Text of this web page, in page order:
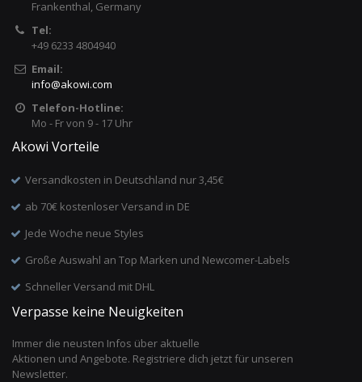
Frankenthal, Germany
Tel:
+49 6233 4804940
Email:
info@akowi.com
Telefon-Hotline:
Mo - Fr von 9 - 17 Uhr
Akowi Vorteile
Versandkosten in Deutschland nur 3,45€
ab 70€ kostenloser Versand in DE
Jede Woche neue Styles
Große Auswahl an Top Marken und Newcomer-Labels
Schneller Versand mit DHL
Verpasse keine Neuigkeiten
Immer die neusten Infos über aktuelle
Aktionen und Angebote. Registriere dich jetzt für unseren
Newsletter.